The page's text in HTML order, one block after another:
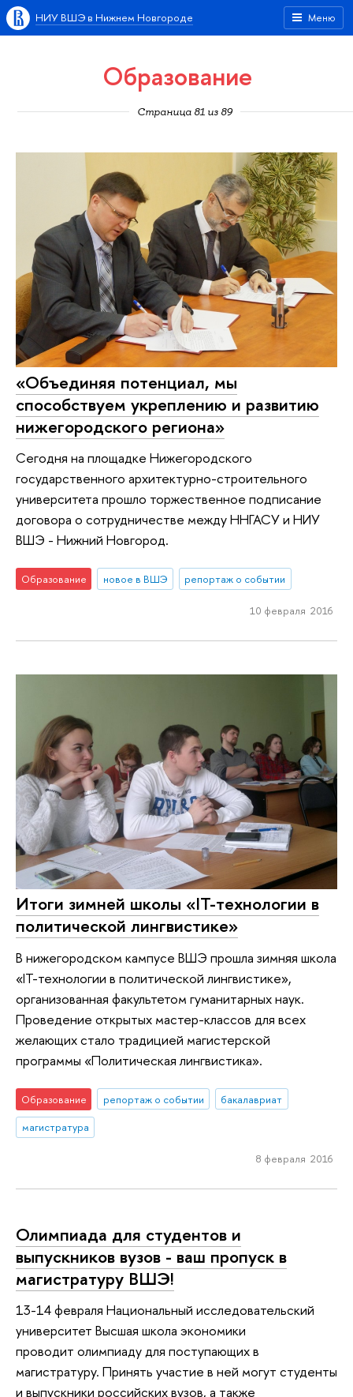
Меню
НИУ ВШЭ в Нижнем Новгороде
Образование
Страница 81 из 89
«Объединяя потенциал, мы
способствуем укреплению и развитию
нижегородского региона»
Сегодня на площадке Нижегородского
государственного архитектурно-строительного
университета прошло торжественное подписание
договора о сотрудничестве между ННГАСУ и НИУ
ВШЭ - Нижний Новгород.
Образование новое в ВШЭ репортаж о событии
10 февраля 2016
Итоги зимней школы «IT-технологии в
политической лингвистике»
В нижегородском кампусе ВШЭ прошла зимняя школа
«IT-технологии в политической лингвистике»,
организованная факультетом гуманитарных наук.
Проведение открытых мастер-классов для всех
желающих стало традицией магистерской
программы «Политическая лингвистика».
Образование репортаж о событии
бакалавриат
магистратура
8 февраля 2016
Олимпиада для студентов и
выпускников вузов - ваш пропуск в
магистратуру ВШЭ!
13-14 февраля Национальный исследовательский
университет Высшая школа экономики
проводит олимпиаду для поступающих в
магистратуру. Принять участие в ней могут студенты
и выпускники российских вузов, а также